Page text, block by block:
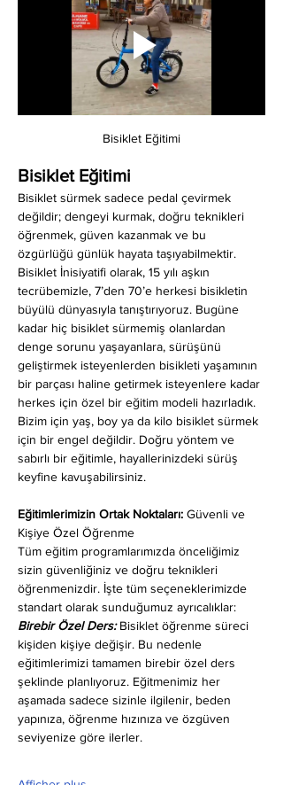
Bisiklet Eğitimi
Bisiklet Eğitimi
Bisiklet sürmek sadece pedal çevirmek
değildir; dengeyi kurmak, doğru teknikleri
öğrenmek, güven kazanmak ve bu
özgürlüğü günlük hayata taşıyabilmektir.
Bisiklet İnisiyatifi olarak, 15 yılı aşkın
tecrübemizle, 7’den 70’e herkesi bisikletin
büyülü dünyasıyla tanıştırıyoruz. Bugüne
kadar hiç bisiklet sürmemiş olanlardan
denge sorunu yaşayanlara, sürüşünü
geliştirmek isteyenlerden bisikleti yaşamının
bir parçası haline getirmek isteyenlere kadar
herkes için özel bir eğitim modeli hazırladık.
Bizim için yaş, boy ya da kilo bisiklet sürmek
için bir engel değildir. Doğru yöntem ve
sabırlı bir eğitimle, hayallerinizdeki sürüş
keyfine kavuşabilirsiniz.
Eğitimlerimizin Ortak Noktaları: Güvenli ve
Kişiye Özel Öğrenme
Tüm eğitim programlarımızda önceliğimiz
sizin güvenliğiniz ve doğru teknikleri
öğrenmenizdir. İşte tüm seçeneklerimizde
standart olarak sunduğumuz ayrıcalıklar:
Birebir Özel Ders: Bisiklet öğrenme süreci
kişiden kişiye değişir. Bu nedenle
eğitimlerimizi tamamen birebir özel ders
şeklinde planlıyoruz. Eğitmenimiz her
aşamada sadece sizinle ilgilenir, beden
yapınıza, öğrenme hızınıza ve özgüven
seviyenize göre ilerler.